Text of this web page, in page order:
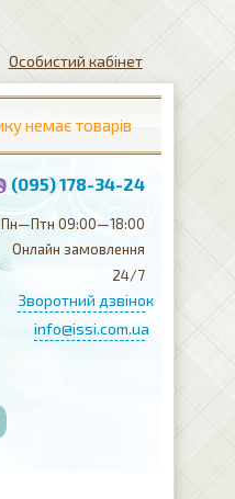
Особистий кабінет
(095) 178-34-24
Пн—Птн 09:00—18:00
Онлайн замовлення
24/7
Зворотний дзвінок
info@issi.com.ua